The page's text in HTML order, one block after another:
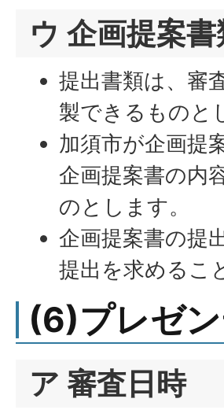
ウ 企画提案
提出書類は、審
製できるものと
加須市が企画提
企画提案書の内
のとします。
企画提案書の提
提出を求めるこ
(6)プレゼ
ア 審査日時